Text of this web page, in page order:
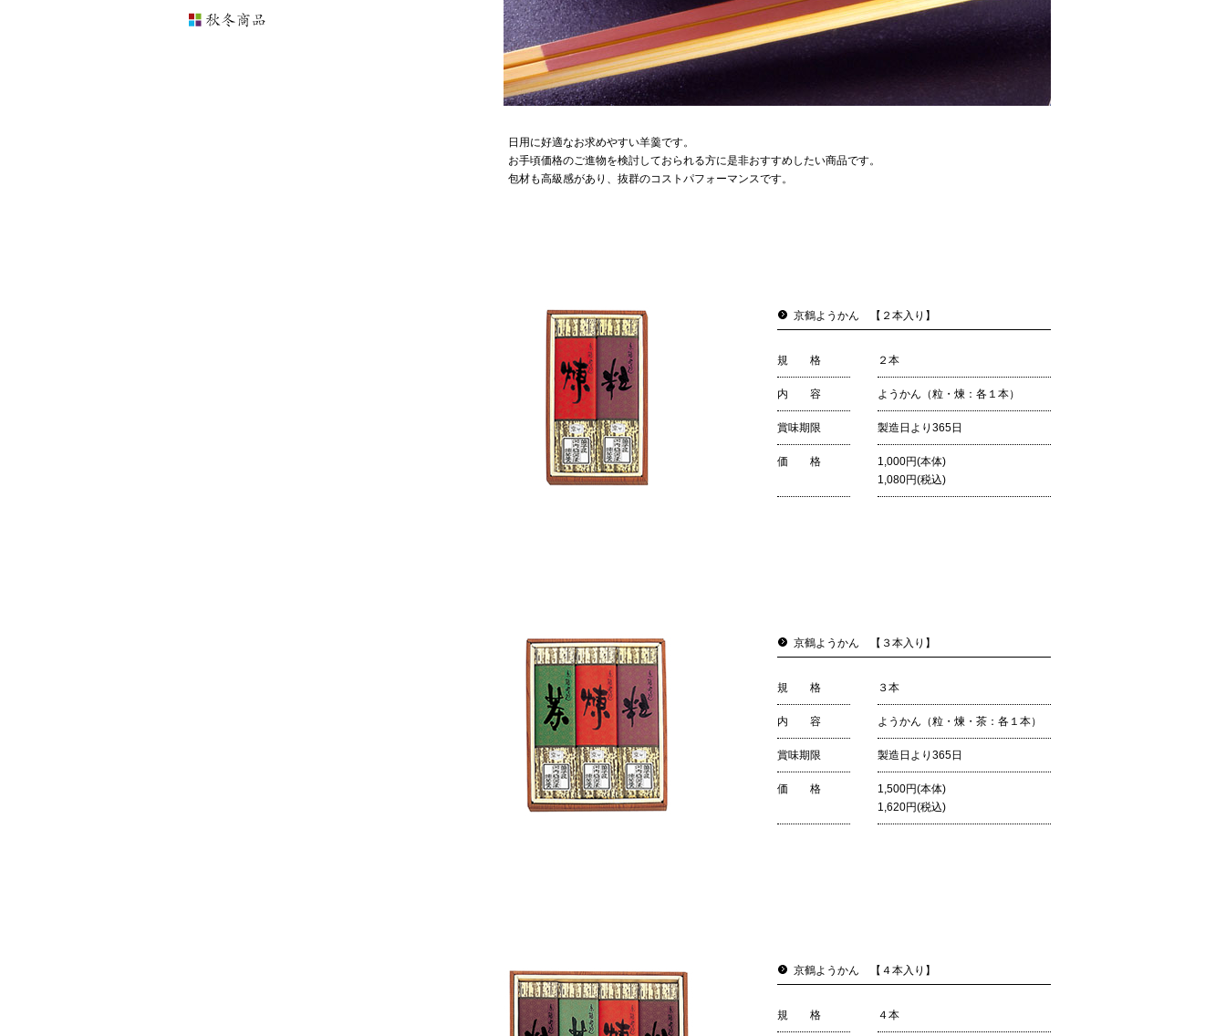
日用に好適なお求めやすい羊羹です。
お手頃価格のご進物を検討しておられる方に是非おすすめしたい商品です。
包材も高級感があり、抜群のコストパフォーマンスです。
京鶴ようかん 【２本入り】
規 格 ２本
内 容 ようかん（粒・煉：各１本）
賞味期限 製造日より365日
価 格
1,000円(本体)
1,080円(税込)
京鶴ようかん 【３本入り】
規 格 ３本
内 容 ようかん（粒・煉・茶：各１本）
賞味期限 製造日より365日
価 格
1,500円(本体)
1,620円(税込)
京鶴ようかん 【４本入り】
規 格 ４本